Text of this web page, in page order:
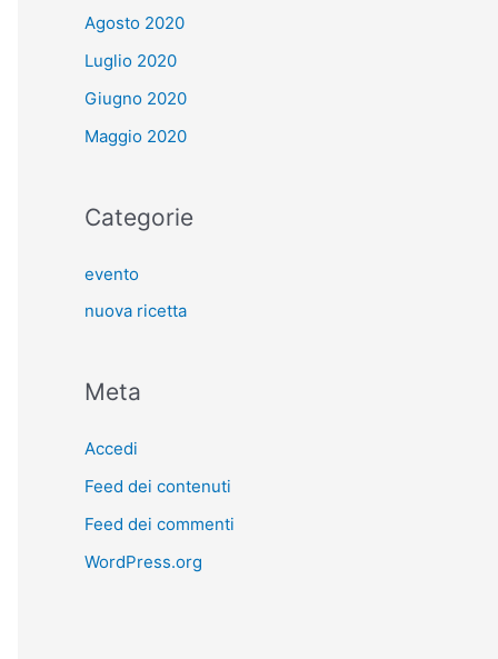
Agosto 2020
Luglio 2020
Giugno 2020
Maggio 2020
Categorie
evento
nuova ricetta
Meta
Accedi
Feed dei contenuti
Feed dei commenti
WordPress.org